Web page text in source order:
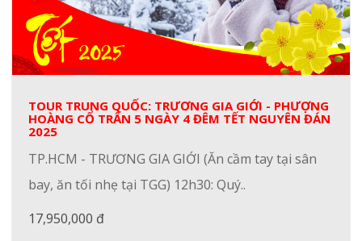
TOUR TRUNG QUỐC: TRƯƠNG GIA GIỚI - PHƯỢNG
HOÀNG CỔ TRẤN 5 NGÀY 4 ĐÊM TẾT NGUYÊN ĐÁN
2025
TP.HCM - TRƯƠNG GIA GIỚI (Ăn cầm tay tại sân
bay, ăn tối nhẹ tại TGG) 12h30: Quý..
17,950,000 đ